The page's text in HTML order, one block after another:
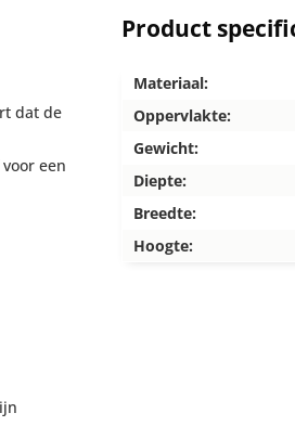
dat de
een
Product
Materiaal:
Oppervlakte:
Gewicht:
Diepte:
Breedte:
Hoogte: